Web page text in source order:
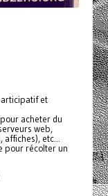
et
acheter du
web,
etc...
pour récolter un